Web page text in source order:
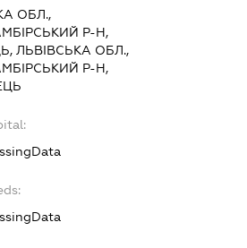
ОБЛ.,
Р-Н,
ЛЬВІВСЬКА ОБЛ.,
Р-Н,